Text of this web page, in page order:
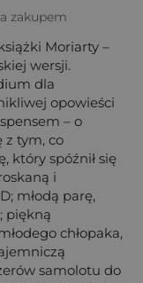
zakupem
Moriarty –
wersji.
dla
opowieści
– o
z tym, co
który spóźnił się
i
młodą parę,
piękną
chłopaka,
samolotu do